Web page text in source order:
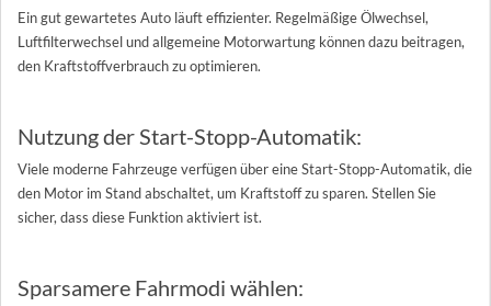
Ein gut gewartetes Auto läuft effizienter. Regelmäßige Ölwechsel,
Luftfilterwechsel und allgemeine Motorwartung können dazu beitragen,
den Kraftstoffverbrauch zu optimieren.
Nutzung der Start-Stopp-Automatik:
Viele moderne Fahrzeuge verfügen über eine Start-Stopp-Automatik, die
den Motor im Stand abschaltet, um Kraftstoff zu sparen. Stellen Sie
sicher, dass diese Funktion aktiviert ist.
Sparsamere Fahrmodi wählen: